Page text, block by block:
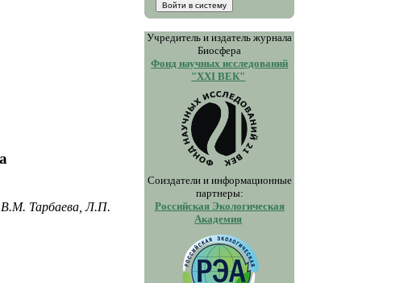
Учредитель и издатель журнала
Биосфера
Фонд научных исследований
"XXI ВЕК"
Соиздатели и информационные
партнеры:
Российская Экологическая
Академия
Тарбаева, Л.П.